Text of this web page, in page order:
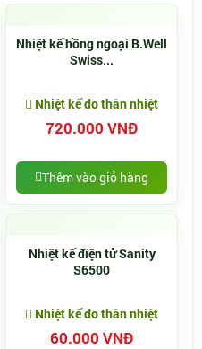
Nhiệt kế hồng ngoại B.Well
Swiss...
Nhiệt kế đo thân nhiệt
720.000 VNĐ
Thêm vào giỏ hàng
Nhiệt kế điện tử Sanity
S6500
Nhiệt kế đo thân nhiệt
60.000 VNĐ